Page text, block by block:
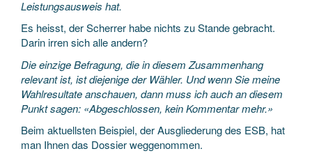
Leistungsausweis hat.
Es heisst, der Scherrer habe nichts zu Stande gebracht.
Darin irren sich alle andern?
Die einzige Befragung, die in diesem Zusammenhang
relevant ist, ist diejenige der Wähler. Und wenn Sie meine
Wahlresultate anschauen, dann muss ich auch an diesem
Punkt sagen: «Abgeschlossen, kein Kommentar mehr.»
Beim aktuellsten Beispiel, der Ausgliederung des ESB, hat
man Ihnen das Dossier weggenommen.